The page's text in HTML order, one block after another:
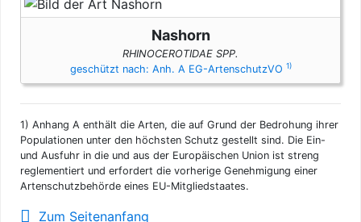
Nashorn
RHINOCEROTIDAE SPP.
geschützt nach: Anh. A EG-ArtenschutzVO 1)
1) Anhang A enthält die Arten, die auf Grund der Bedrohung ihrer
Populationen unter den höchsten Schutz gestellt sind. Die Ein-
und Ausfuhr in die und aus der Europäischen Union ist streng
reglementiert und erfordert die vorherige Genehmigung einer
Artenschutzbehörde eines EU-Mitgliedstaates.
Zum Seitenanfang